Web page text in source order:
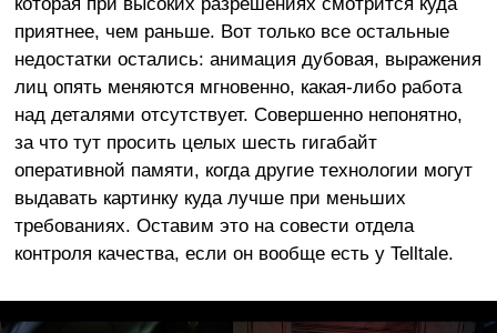
приятнее, чем раньше. Вот только все остальные
недостатки остались: анимация дубовая, выражения
лиц опять меняются мгновенно, какая-либо работа
над деталями отсутствует. Совершенно непонятно,
за что тут просить целых шесть гигабайт
оперативной памяти, когда другие технологии могут
выдавать картинку куда лучше при меньших
требованиях. Оставим это на совести отдела
контроля качества, если он вообще есть у Telltale.